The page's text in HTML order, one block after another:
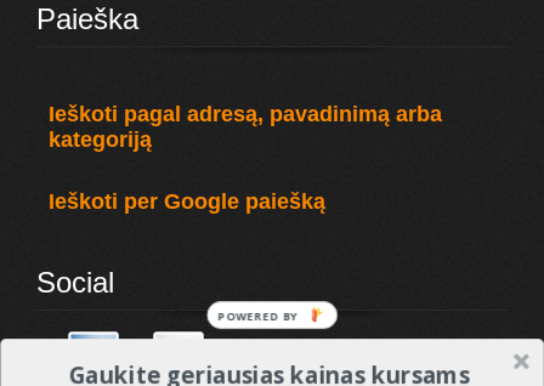
Paieška
Ieškoti pagal adresą, pavadinimą arba
kategoriją
Ieškoti per Google paiešką
Social
Gaukite geriausias kainas kursams
POWERED BY